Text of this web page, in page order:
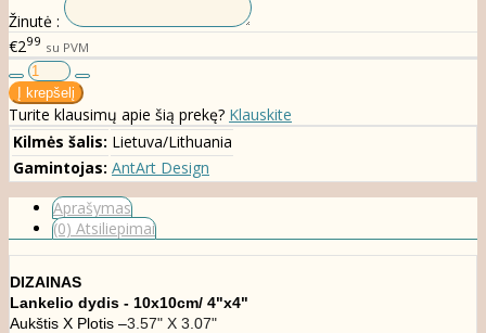
Žinutė :
€299 su PVM
Turite klausimų apie šią prekę? Klauskite
Kilmės šalis: Lietuva/Lithuania
Gamintojas: AntArt Design
Aprašymas
(0) Atsiliepimai
DIZAINAS
Lankelio dydis - 10x10cm/ 4"x4"
Aukštis X Plotis –3.57" X 3.07"